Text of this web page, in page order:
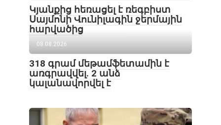
Կյանքից հեռացել է ռեգբիստ
Սայմոնի Վունիլագին ջերմային
հարվածից
08.08.2026
318 գրամ մեթամֆետամին է
առգրավվել․ 2 անձ
կալանավորվել է